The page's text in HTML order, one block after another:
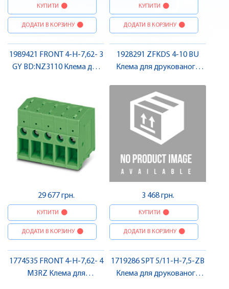
КУПИТИ
ДОДАТИ В КОРЗИНУ
КУПИТИ
ДОДАТИ В КОРЗИНУ
1989421 FRONT 4-H-7,62- 3
GY BD:NZ3110 Клема для
29 677 грн.
КУПИТИ
ДОДАТИ В КОРЗИНУ
1928291 ZFKDS 4-10 BU
Клема для друкованого
3 468 грн.
КУПИТИ
ДОДАТИ В КОРЗИНУ
1774535 FRONT 4-H-7,62- 4
M3RZ Клема для
1719286 SPT 5/11-H-7,5-ZB
Клема для друкованого